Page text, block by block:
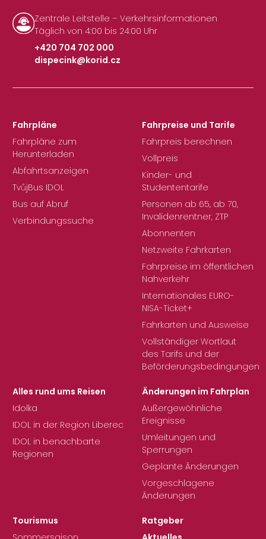
Zentrale Leitstelle – Verkehrsinformationen
Täglich von 4:00 bis 24:00 Uhr
+420 704 702 000
|
dispecink@korid.cz
Fahrpläne
Fahrpläne zum
Herunterladen
Abfahrtsanzeigen
TvůjBus IDOL
Bus auf Abruf
Verbindungssuche
Fahrpreise und Tarife
Fahrpreis berechnen
Vollpreis
Kinder- und
Studententarife
Personen ab 65, ab 70,
Invalidenrentner, ZTP
Abonnenten
Netzweite Fahrkarten
Fahrpreise im öffentlichen
Nahverkehr
Internationales EURO-
NISA-Ticket+
Fahrkarten und Ausweise
Vollständiger Wortlaut
des Tarifs und der
Beförderungsbedingungen
Alles rund ums Reisen
Idolka
IDOL in der Region Liberec
IDOL in benachbarte
Regionen
Änderungen im Fahrplan
Außergewöhnliche
Ereignisse
Umleitungen und
Sperrungen
Geplante Änderungen
Vorgeschlagene
Änderungen
Tourismus
Ratgeber